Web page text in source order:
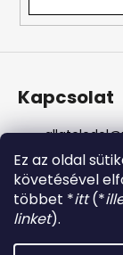
Ez az oldal
követésével
többet *itt(*
linket).
Kapcsolat
allateledel@
+36 70 401
https://
956737